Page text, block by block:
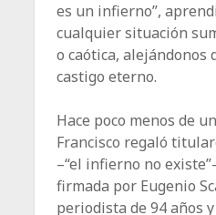
es un infierno”,
cualquier situación
o caótica, alejándonos
castigo eterno.
Hace poco menos de
Francisco regaló
–“el infierno no
firmada por Eugenio
periodista de 94 años